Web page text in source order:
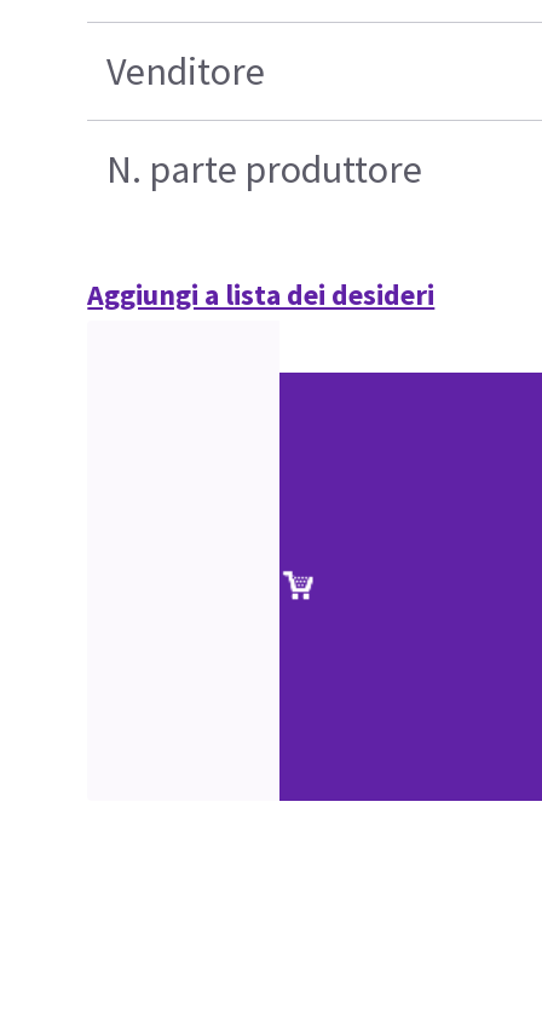
Venditore
N. parte produttore
Aggiungi a lista dei desideri